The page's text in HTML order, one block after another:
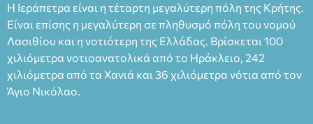
Η Ιεράπετρα είναι η τέταρτη μεγαλύτερη πόλη της Κρήτης.
Είναι επίσης η μεγαλύτερη σε πληθυσμό πόλη του νομού
Λασιθίου και η νοτιότερη της Ελλάδας. Βρίσκεται 100
χιλιόμετρα νοτιοανατολικά από το Ηράκλειο, 242
χιλιόμετρα από τα Χανιά και 36 χιλιόμετρα νότια από τον
Άγιο Νικόλαο.